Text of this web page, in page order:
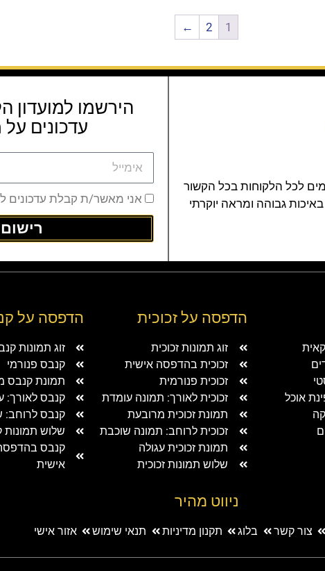
1
2
←
לכל הלקוחות בכל הקשור
גבוהה ומראה יוקרתי
הירשמו למועדון
עדכונים
אני מאשר/ת קבלת עדכונים
אוכל
הדפסה על זכוכית
זוג תמונות זכוכית
זכוכית בהדפסה אישית
זכוכית פנורמית
זכוכית לאורך: תמונה עומדת
תמונת זכוכית מרובעת
זכוכית לרוחב: תמונה שוכבת
תמונת זכוכית עגולה
שלוש תמונות זכוכית
הדפסה על
זוג תמונות
קנבס פנורמי
תמונת קנבס
קנבס לאורך:
קנבס לרוחב:
שלוש תמונות
קנבס
אישית
ניווט מהיר
צור קשר בלוג תקנון מדיניות תנאי שימוש אזור אישי